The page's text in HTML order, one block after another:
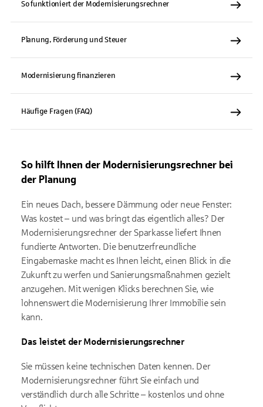
So funktioniert der Modernisierungsrechner
Planung, Förderung und Steuer
Modernisierung finanzieren
Häufige Fragen (FAQ)
So hilft Ihnen der Modernisierungsrechner bei
der Planung
Ein neues Dach, bessere Dämmung oder neue Fenster:
Was kostet – und was bringt das eigentlich alles? Der
Modernisierungsrechner der Sparkasse liefert Ihnen
fundierte Antworten. Die benutzerfreundliche
Eingabemaske macht es Ihnen leicht, einen Blick in die
Zukunft zu werfen und Sanierungsmaßnahmen gezielt
anzugehen. Mit wenigen Klicks berechnen Sie, wie
lohnenswert die Modernisierung Ihrer Immobilie sein
kann.
Das leistet der Modernisierungsrechner
Sie müssen keine technischen Daten kennen. Der
Modernisierungsrechner führt Sie einfach und
verständlich durch alle Schritte – kostenlos und ohne